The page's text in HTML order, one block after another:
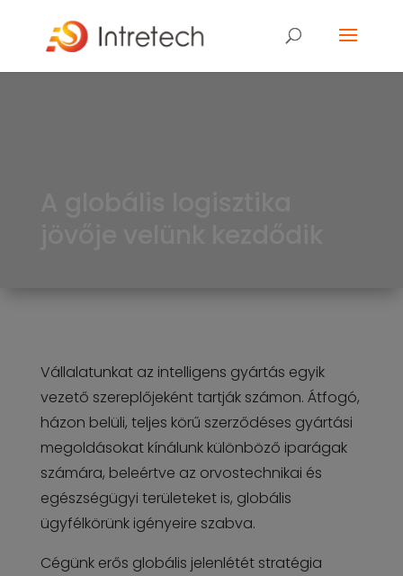
Vállalatunkat az intelligens gyártás egyik
vezető szereplőjeként tartják számon. Átfogó,
házon belüli, teljes körű szerződéses gyártási
megoldásokat kínálunk különböző iparágak
számára, beleértve az orvostechnikai és
egészségügyi területeket is, globális
ügyfélkörünk igényeire szabva.
Cégünk erős globális jelenlétét stratégia